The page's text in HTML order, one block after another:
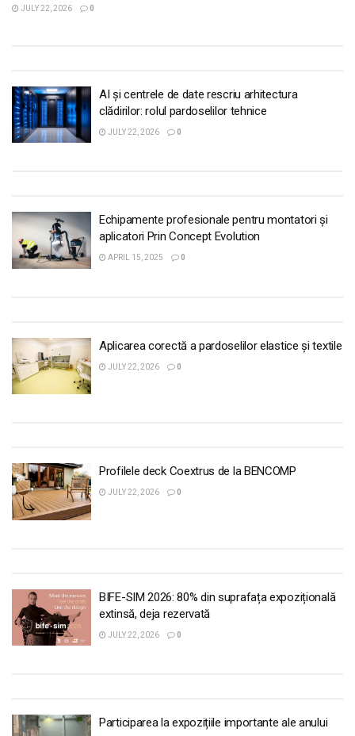
JULY 22, 2026 0
AI și centrele de date rescriu arhitectura
clădirilor: rolul pardoselilor tehnice
JULY 22, 2026 0
Echipamente profesionale pentru montatori și
aplicatori Prin Concept Evolution
APRIL 15, 2025 0
Aplicarea corectă a pardoselilor elastice și textile
JULY 22, 2026 0
Profilele deck Coextrus de la BENCOMP
JULY 22, 2026 0
BIFE-SIM 2026: 80% din suprafața expozițională
extinsă, deja rezervată
JULY 22, 2026 0
Participarea la expozițiile importante ale anului